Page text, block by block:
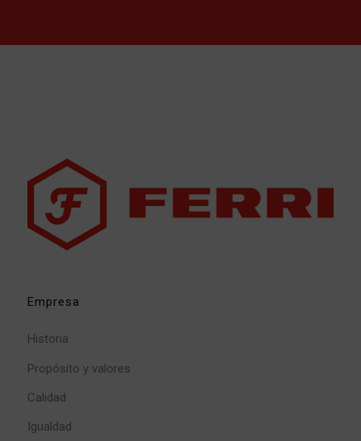
Empresa
Historia
Propósito y valores
Calidad
Igualdad